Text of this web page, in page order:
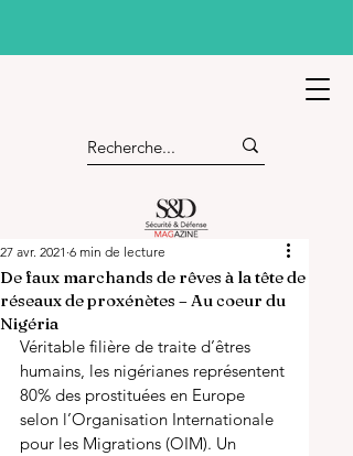
De faux marchands de rêves à la tête de
réseaux de proxénètes – Au coeur du
Nigéria
27 avr. 2021 6 min de lecture
Véritable filière de traite d’êtres
humains, les nigérianes représentent
80% des prostituées en Europe
selon l’Organisation Internationale
pour les Migrations (OIM). Un